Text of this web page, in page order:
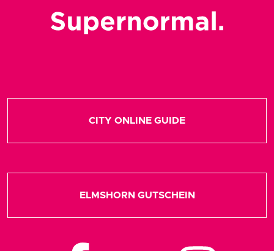
CITY ONLINE GUIDE
ELMSHORN GUTSCHEIN